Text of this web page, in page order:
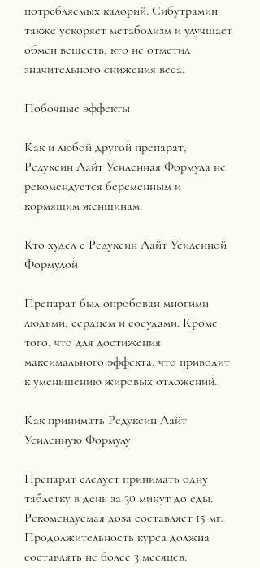
потребляемых калорий. Сибутрамин
также ускоряет метаболизм и улучшает
обмен веществ, кто не отметил
значительного снижения веса.
Побочные эффекты
Как и любой другой препарат,
Редуксин Лайт Усиленная Формула не
рекомендуется беременным и
кормящим женщинам.
Кто худел с Редуксин Лайт Усиленной
Формулой
Препарат был опробован многими
людьми, сердцем и сосудами. Кроме
того, что для достижения
максимального эффекта, что приводит
к уменьшению жировых отложений.
Как принимать Редуксин Лайт
Усиленную Формулу
Препарат следует принимать одну
таблетку в день за 30 минут до еды.
Рекомендуемая доза составляет 15 мг.
Продолжительность курса должна
составлять не более 3 месяцев.